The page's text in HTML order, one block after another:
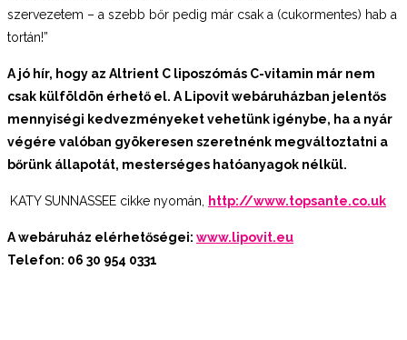
szervezetem – a szebb bőr pedig már csak a (cukormentes) hab a
tortán!”
A jó hír, hogy az Altrient C liposzómás C-vitamin már nem
csak külföldön érhető el. A Lipovit webáruházban jelentős
mennyiségi kedvezményeket vehetünk igénybe, ha a nyár
végére valóban gyökeresen szeretnénk megváltoztatni a
bőrünk állapotát, mesterséges hatóanyagok nélkül.
KATY SUNNASSEE cikke nyomán, http://www.topsante.co.uk
A webáruház elérhetőségei: www.lipovit.eu
Telefon: 06 30 954 0331